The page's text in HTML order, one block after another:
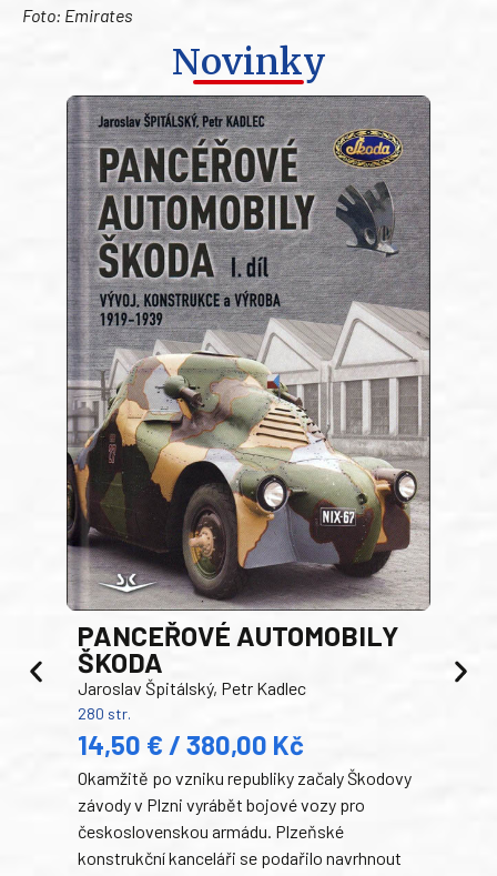
Foto: Emirates
Novinky
PANCEŘOVÉ AUTOMOBILY
ŠKODA
Jaroslav Špitálský, Petr Kadlec
280 str.
14,50 € / 380,00 Kč
Okamžitě po vzniku republiky začaly Škodovy
závody v Plzni vyrábět bojové vozy pro
československou armádu. Plzeňské
konstrukční kanceláři se podařilo navrhnout